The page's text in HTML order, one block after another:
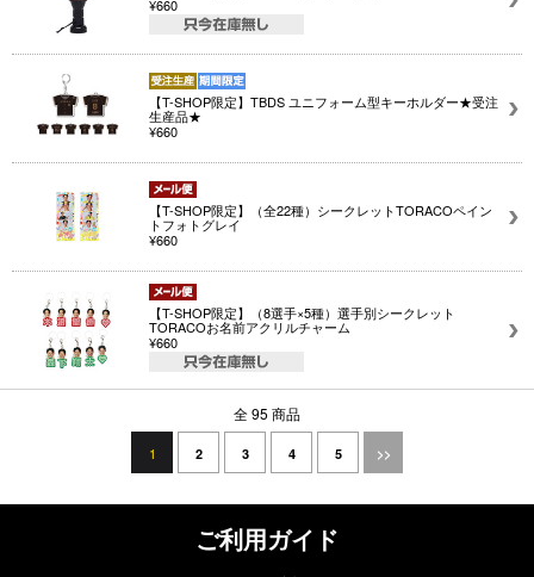
¥660
【T-SHOP限定】TBDS ユニフォーム型キーホルダー★受注
生産品★
¥660
【T-SHOP限定】（全22種）シークレットTORACOペイン
トフォトグレイ
¥660
【T-SHOP限定】（8選手×5種）選手別シークレット
TORACOお名前アクリルチャーム
¥660
全 95 商品
1 2 3 4 5 >>
ご利用ガイド